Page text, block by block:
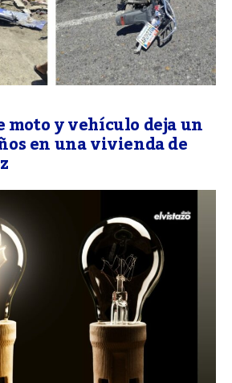
y vehículo deja un
en una vivienda de